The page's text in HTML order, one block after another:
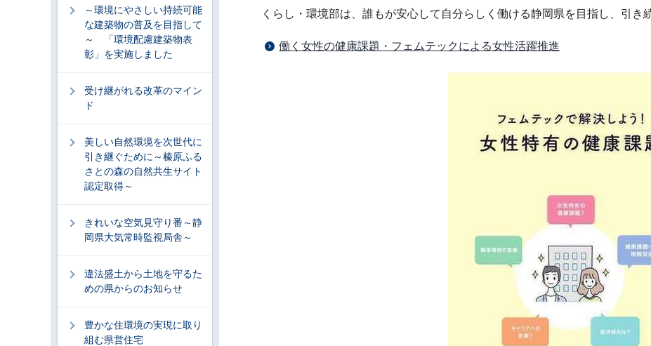
くらし・環境部は、誰もが安心して自分らしく働ける静岡県を目指し、引き
働く女性の健康課題・フェムテックによる女性活躍推進
～環境にやさしい持続可能
な建築物の普及を目指して
～ 「環境配慮建築物表
彰」を実施しました
受け継がれる改革のマイン
ド
美しい自然環境を次世代に
引き継ぐために～榛原ふる
さとの森の自然共生サイト
認定取得～
きれいな空気見守り番～静
岡県大気常時監視局舎～
違法盛土から土地を守るた
めの県からのお知らせ
豊かな住環境の実現に取り
組む県営住宅